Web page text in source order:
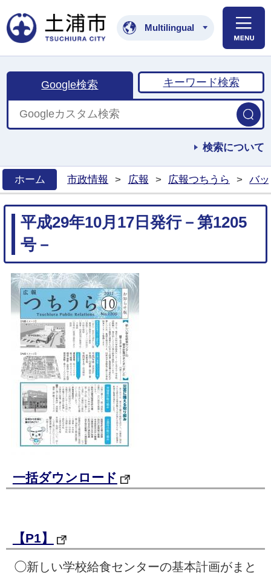
土浦市公式ホームペ
Multilingual
Google検索 キーワード検索
検索について
ホーム
市政情報 > 広報 > 広報つちうら > バ
平成29年10月17日発行－第1205
号－
一括ダウンロード
【P1】
◯新しい学校給食センターの基本計画がまと